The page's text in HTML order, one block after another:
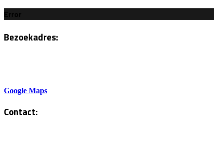
Error
Bezoekadres:
Google Maps
Contact: